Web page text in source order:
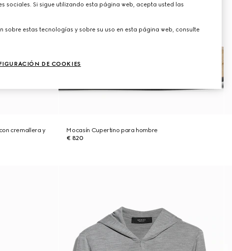
cremallera y
Mocasín Cupertino para hombre
€ 820
sociales. Si sigue utilizando esta página web, acepta usted las
sobre estas tecnologías y sobre su uso en esta página web, consulte
DE COOKIES